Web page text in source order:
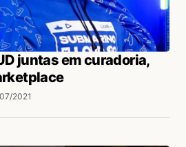
juntas em curadoria,
2021